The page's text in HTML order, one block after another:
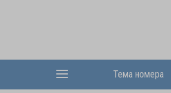
Тема номера